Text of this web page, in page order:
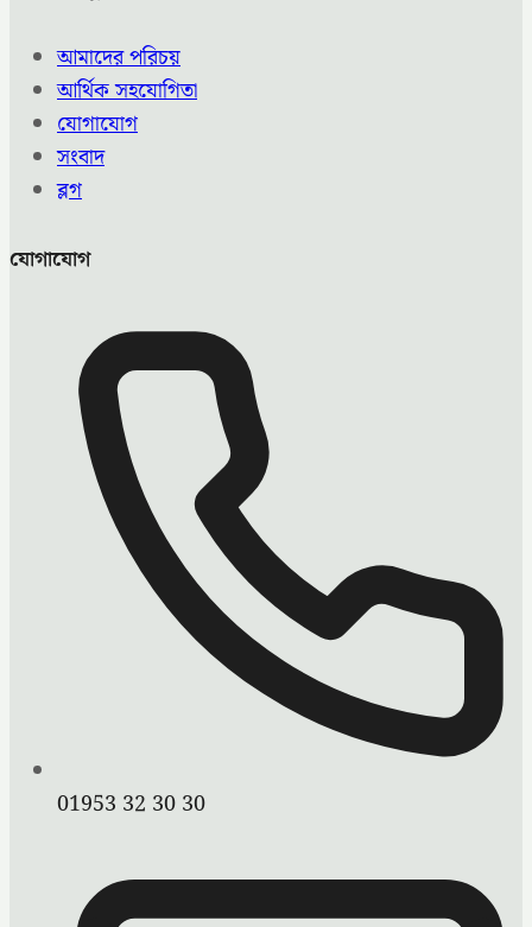
আমাদের পরিচয়
আর্থিক সহযোগিতা
যোগাযোগ
সংবাদ
ব্লগ
যোগাযোগ
01953 32 30 30